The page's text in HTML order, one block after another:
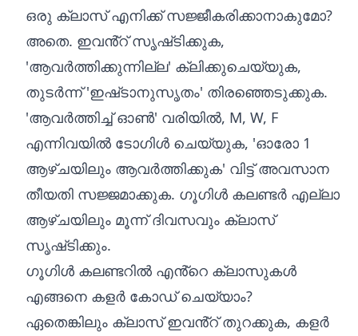
ഒരു ക്ലാസ് എനിക്ക് സജ്ജീകരിക്കാനാകുമോ?
അതെ. ഇവൻ്റ് സൃഷ്‌ടിക്കുക,
'ആവർത്തിക്കുന്നില്ല' ക്ലിക്കുചെയ്യുക,
തുടർന്ന് 'ഇഷ്‌ടാനുസൃതം' തിരഞ്ഞെടുക്കുക.
'ആവർത്തിച്ച് ഓൺ' വരിയിൽ, M, W, F
എന്നിവയിൽ ടോഗിൾ ചെയ്യുക, 'ഓരോ 1
ആഴ്‌ചയിലും ആവർത്തിക്കുക' വിട്ട് അവസാന
തീയതി സജ്ജമാക്കുക. ഗൂഗിൾ കലണ്ടർ എല്ലാ
ആഴ്‌ചയിലും മൂന്ന് ദിവസവും ക്ലാസ്
സൃഷ്‌ടിക്കും.
ഗൂഗിൾ കലണ്ടറിൽ എൻ്റെ ക്ലാസുകൾ
എങ്ങനെ കളർ കോഡ് ചെയ്യാം?
ഏതെങ്കിലും ക്ലാസ് ഇവൻ്റ് തുറക്കുക, കളർ